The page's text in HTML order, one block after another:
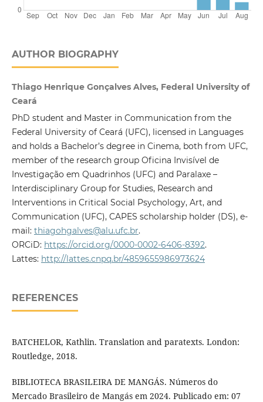
AUTHOR BIOGRAPHY
Thiago Henrique Gonçalves Alves, Federal University of
Ceará
PhD student and Master in Communication from the
Federal University of Ceará (UFC), licensed in Languages
and holds a Bachelor’s degree in Cinema, both from UFC,
member of the research group Oficina Invisível de
Investigação em Quadrinhos (UFC) and Paralaxe –
Interdisciplinary Group for Studies, Research and
Interventions in Critical Social Psychology, Art, and
Communication (UFC), CAPES scholarship holder (DS), e-
mail: thiagohgalves@alu.ufc.br.
ORCiD: https://orcid.org/0000-0002-6406-8392.
Lattes: http://lattes.cnpq.br/4859655986973624
REFERENCES
BATCHELOR, Kathlin. Translation and paratexts. London:
Routledge, 2018.
BIBLIOTECA BRASILEIRA DE MANGÁS. Números do
Mercado Brasileiro de Mangás em 2024. Publicado em: 07